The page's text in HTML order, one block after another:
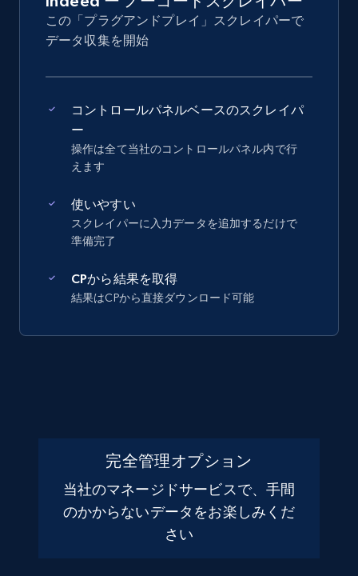
この「プラグアンドプレイ」スクレイパーで
データ収集を開始
コントロールパネルベースのスクレイパ
ー
操作は全て当社のコントロールパネル内で行
えます
使いやすい
スクレイパーに入力データを追加するだけで
準備完了
CPから結果を取得
結果はCPから直接ダウンロード可能
完全管理オプション
当社のマネージドサービスで、手間
のかからないデータをお楽しみくだ
さい